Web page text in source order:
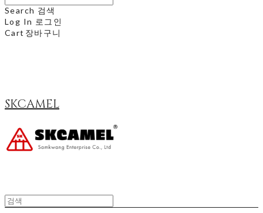
Search 검색
Log In 로그인
Cart 장바구니
SKCAMEL